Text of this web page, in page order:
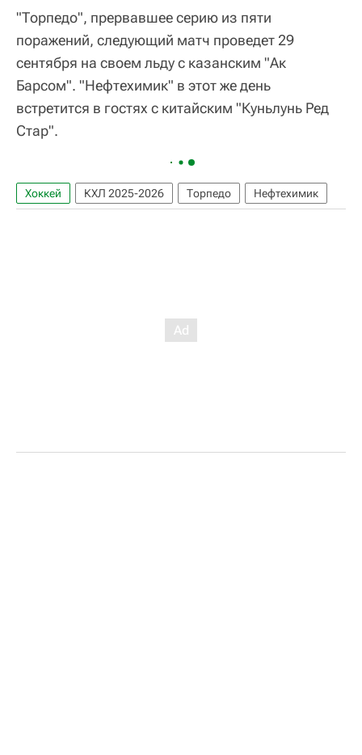
"Торпедо", прервавшее серию из пяти
поражений, следующий матч проведет 29
сентября на своем льду с казанским "Ак
Барсом". "Нефтехимик" в этот же день
встретится в гостях с китайским "Куньлунь Ред
Стар".
Хоккей КХЛ 2025-2026 Торпедо Нефтехимик